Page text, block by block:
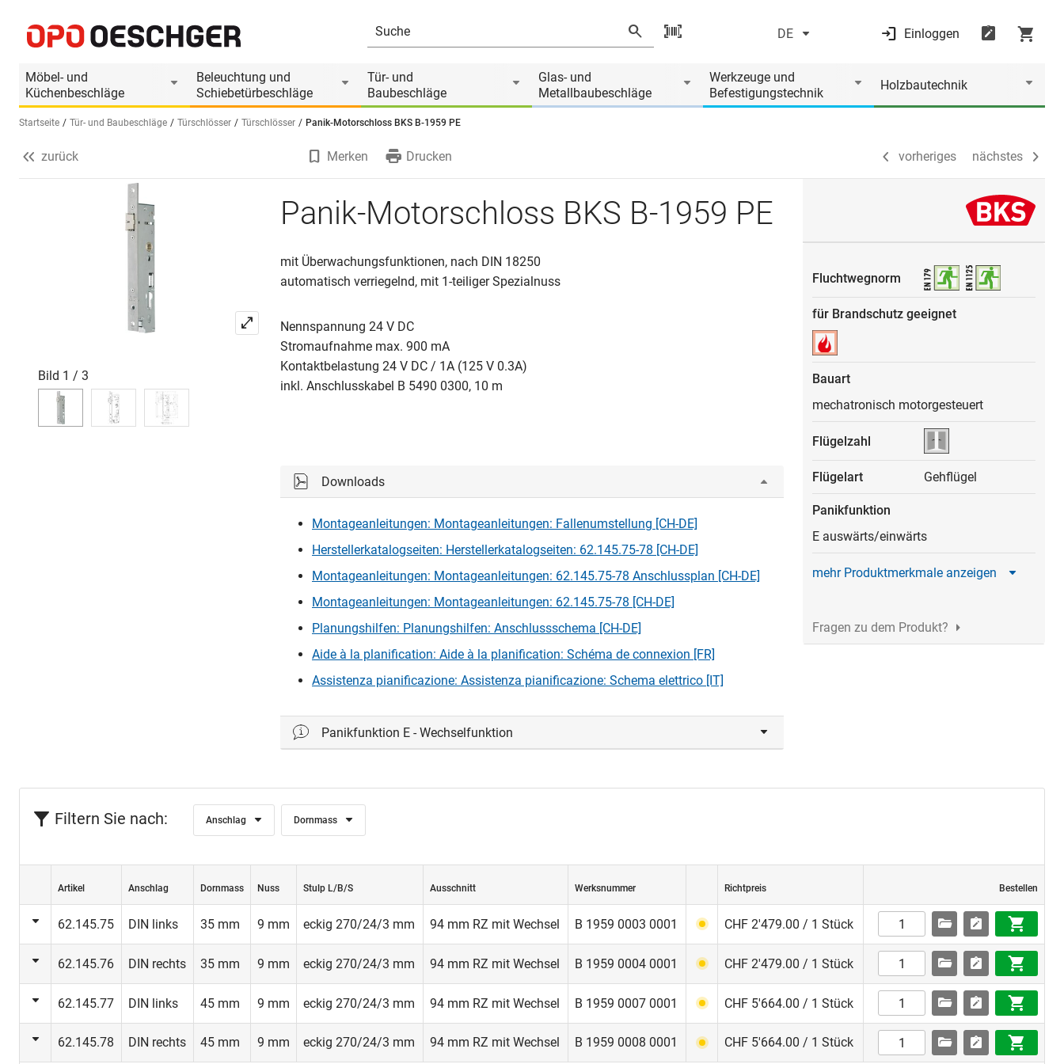
DE Einloggen
Möbel- und
Küchenbeschläge
Beleuchtung und
Schiebetürbeschläge
Tür- und
Baubeschläge
Glas- und
Metallbaubeschläge
Werkzeuge und
Befestigungstechnik
Holzbautechnik
Sprache wählen (DE)
Startseite Tür- und Baubeschläge Türschlösser Türschlösser Panik-Motorschloss BKS B-1959 PE
Produktinformationen
Passendes Zubehör vorheriges nächstes
zurück Merken Drucken vorheriges nächstes
Bild 1 / 3
Panik-Motorschloss BKS B-1959 PE
mit Überwachungsfunktionen, nach DIN 18250
automatisch verriegelnd, mit 1-teiliger Spezialnuss
Nennspannung 24 V DC
Stromaufnahme max. 900 mA
Kontaktbelastung 24 V DC / 1A (125 V 0.3A)
inkl. Anschlusskabel B 5490 0300, 10 m
Downloads
Montageanleitungen: Montageanleitungen: Fallenumstellung [CH-DE]
Herstellerkatalogseiten: Herstellerkatalogseiten: 62.145.75-78 [CH-DE]
Montageanleitungen: Montageanleitungen: 62.145.75-78 Anschlussplan [CH-DE]
Montageanleitungen: Montageanleitungen: 62.145.75-78 [CH-DE]
Planungshilfen: Planungshilfen: Anschlussschema [CH-DE]
Aide à la planification: Aide à la planification: Schéma de connexion [FR]
Assistenza pianificazione: Assistenza pianificazione: Schema elettrico [IT]
Panikfunktion E - Wechselfunktion
Fluchtwegnorm
für Brandschutz geeignet
Bauart
mechatronisch motorgesteuert
Flügelzahl
Flügelart Gehflügel
Panikfunktion
E auswärts/einwärts
mehr Produktmerkmale anzeigen
Fragen zu dem Produkt?
Filtern Sie nach: Anschlag Dornmass
Artikel Anschlag Dornmass Nuss Stulp L/B/S Ausschnitt Werksnummer Richtpreis Bestellen
62.145.75 DIN links 35 mm 9 mm eckig 270/24/3 mm 94 mm RZ mit Wechsel B 1959 0003 0001 CHF 2'479.00 / 1 Stück
62.145.76 DIN rechts 35 mm 9 mm eckig 270/24/3 mm 94 mm RZ mit Wechsel B 1959 0004 0001 CHF 2'479.00 / 1 Stück
62.145.77 DIN links 45 mm 9 mm eckig 270/24/3 mm 94 mm RZ mit Wechsel B 1959 0007 0001 CHF 5'664.00 / 1 Stück
62.145.78 DIN rechts 45 mm 9 mm eckig 270/24/3 mm 94 mm RZ mit Wechsel B 1959 0008 0001 CHF 5'664.00 / 1 Stück